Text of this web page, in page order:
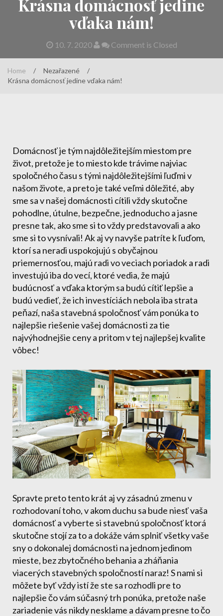
Krásna domácnosť jedine
vďaka nám!
10. 7. 2020 Comment is Closed
Home / Nezařazené
/
Krásna domácnosť jedine vďaka nám!
Domácnosť je tým najdôležitejším miestom pre
život, pretože je to miesto kde trávime najviac
spoločného času s tými najdôležitejšími ľuďmi v
našom živote, a preto je také veľmi dôležité, aby
sme sa v našej domácnosti cítili vždy skutočne
pohodlne, útulne, bezpečne, jednoducho a jasne
presne tak, ako sme si to vždy predstavovali a ako
sme si to vysnívali! Ak aj vy navyše patríte k ľuďom,
ktorí sa neradi uspokojujú s obyčajnou
priemernosťou, majú radi vo veciach poriadok a radi
investujú iba do vecí, ktoré vedia, že majú
budúcnosť a vďaka ktorým sa budú cítiť lepšie a
budú vedieť, že ich investíciách nebola iba strata
peňazí, naša stavebná spoločnosť vám ponúka to
najlepšie riešenie vašej domácnosti za tie
najvýhodnejšie ceny a pritom v tej najlepšej kvalite
vôbec!
Spravte preto tento krát aj vy zásadnú zmenu v
rozhodovaní toho, v akom duchu sa bude niesť vaša
domácnosť a vyberte si stavebnú spoločnosť ktorá
skutočne stojí za to a dokáže vám splniť všetky vaše
sny o dokonalej domácnosti na jednom jedinom
mieste, bez zbytočného behania a zháňania
viacerých stavebných spoločností naraz! S nami si
môžete byť vždy istí že ste sa rozhodli pre to
najlepšie čo vám súčasný trh ponúka, pretože naše
zariadenie vás nikdy nesklame a dávam presne to čo